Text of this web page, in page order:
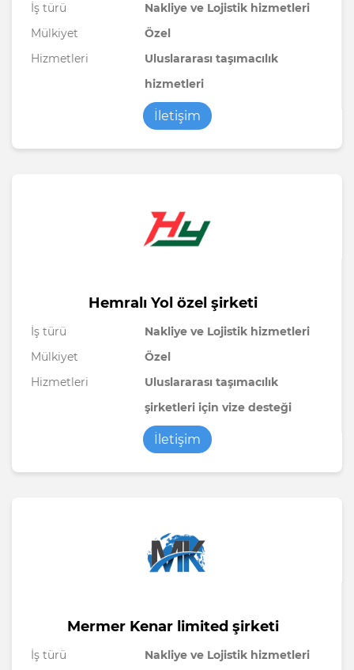
İş türü
Nakliye ve Lojistik hizmetleri
Mülkiyet
Özel
Hizmetleri
Uluslararası taşımacılık
hizmetleri
İletişim
Hemralı Yol özel şirketi
İş türü
Nakliye ve Lojistik hizmetleri
Mülkiyet
Özel
Hizmetleri
Uluslararası taşımacılık
şirketleri için vize desteği
İletişim
Mermer Kenar limited şirketi
İş türü
Nakliye ve Lojistik hizmetleri